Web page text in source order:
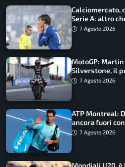
Calciomercato,
Serie A: altro
7 Agosto 2026
MotoGP:
Silverstone, il
7 Agosto 2026
ATP Montreal:
ancora fuori
7 Agosto 2026
Mondiali U20,